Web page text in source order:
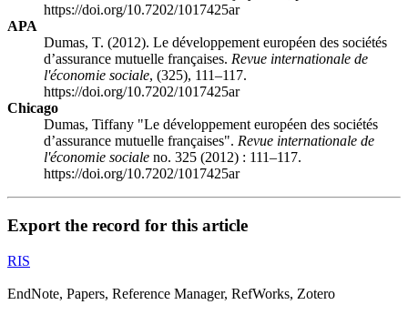
https://doi.org/10.7202/1017425ar
APA
Dumas, T. (2012). Le développement européen des sociétés
d’assurance mutuelle françaises. Revue internationale de
l'économie sociale, (325), 111–117.
https://doi.org/10.7202/1017425ar
Chicago
Dumas, Tiffany "Le développement européen des sociétés
d’assurance mutuelle françaises". Revue internationale de
l'économie sociale no. 325 (2012) : 111–117.
https://doi.org/10.7202/1017425ar
Export the record for this article
RIS
EndNote, Papers, Reference Manager, RefWorks, Zotero